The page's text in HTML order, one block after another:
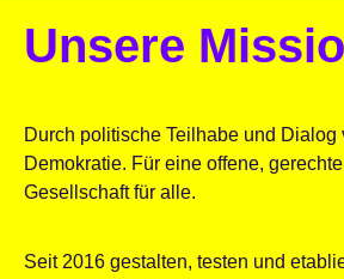
Unsere
Durch politische Teilhabe und Dialog
Demokratie. Für eine offene,
Gesellschaft für alle.
Seit 2016 gestalten, testen und